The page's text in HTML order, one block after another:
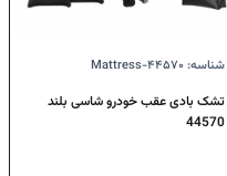
شناسه: Mattress-۴۴۵۷۰
تشک بادی عقب خودرو شاسی بلند
44570